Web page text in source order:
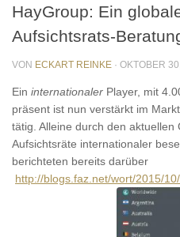
HayGroup: Ein
Aufsichtsrats-
VON ECKART REINKE · OKTOBER
Ein internationaler Player, mit
präsent ist nun verstärkt im
tätig. Alleine durch den aktuellen
Aufsichtsräte internationaler
berichteten bereits darüber
http://blogs.faz.net/wort/2015/